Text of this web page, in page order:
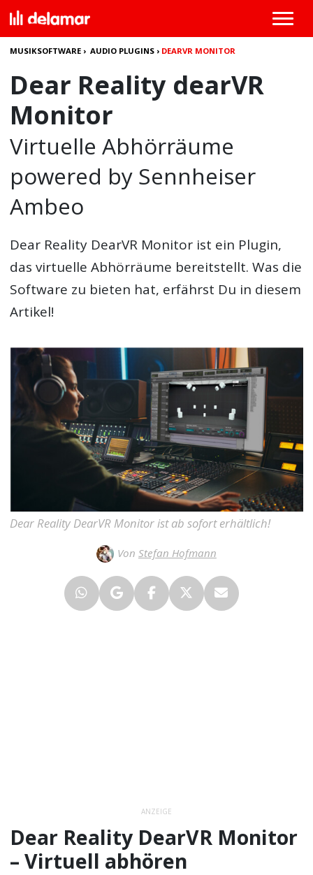
MUSIKSOFTWARE ›AUDIO PLUGINS › DEARVR MONITOR
Dear Reality dearVR
Monitor
Virtuelle Abhörräume
powered by Sennheiser
Ambeo
Dear Reality DearVR Monitor ist ein Plugin,
das virtuelle Abhörräume bereitstellt. Was die
Software zu bieten hat, erfährst Du in diesem
Artikel!
Dear Reality DearVR Monitor ist ab sofort erhältlich!
Von Stefan Hofmann
ANZEIGE
Dear Reality DearVR Monitor
– Virtuell abhören